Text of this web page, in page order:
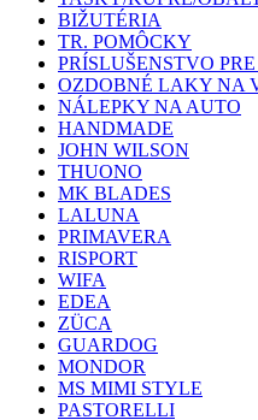
BIŽUTÉRIA
TR. POMÔCKY
PRÍSLUŠENSTVO
OZDOBNÉ LAKY NA
NÁLEPKY NA AUTO
HANDMADE
JOHN WILSON
THUONO
MK BLADES
LALUNA
PRIMAVERA
RISPORT
WIFA
EDEA
ZÜCA
GUARDOG
MONDOR
MS MIMI STYLE
PASTORELLI